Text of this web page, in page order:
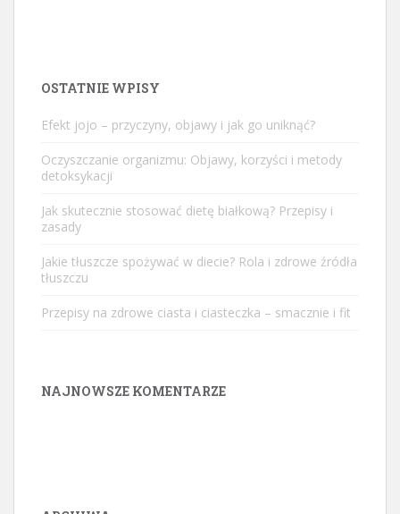
OSTATNIE WPISY
Efekt jojo – przyczyny, objawy i jak go uniknąć?
Oczyszczanie organizmu: Objawy, korzyści i metody
detoksykacji
Jak skutecznie stosować dietę białkową? Przepisy i
zasady
Jakie tłuszcze spożywać w diecie? Rola i zdrowe źródła
tłuszczu
Przepisy na zdrowe ciasta i ciasteczka – smacznie i fit
NAJNOWSZE KOMENTARZE